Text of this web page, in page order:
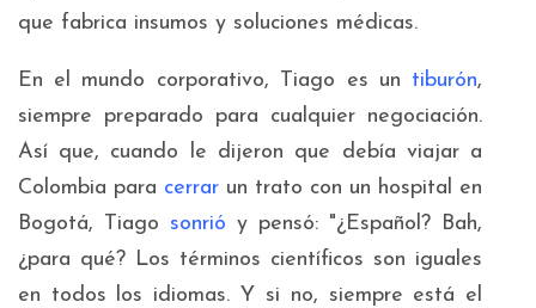
que fabrica insumos y soluciones médicas.
En el mundo corporativo, Tiago es un tiburón,
siempre preparado para cualquier negociación.
Así que, cuando le dijeron que debía viajar a
Colombia para cerrarun trato con un hospital en
Bogotá, Tiago sonrió y pensó: "¿Español? Bah,
¿para qué? Los términos científicos son iguales
en todos los idiomas. Y si no, siempre está el